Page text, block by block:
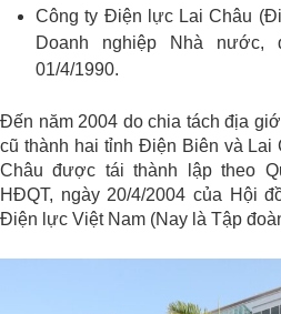
Công ty Điện lực Lai Châu
Doanh nghiệp Nhà
01/4/1990.
Đến năm 2004 do chia tách địa
cũ thành hai tỉnh Điện Biên và
Châu được tái thành lập theo
HĐQT, ngày 20/4/2004 của Hội
Điện lực Việt Nam (Nay là Tập